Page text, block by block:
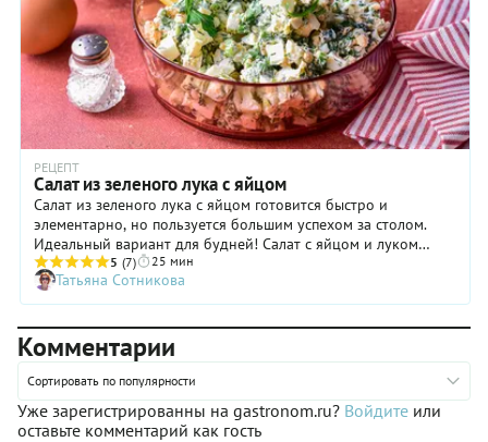
РЕЦЕПТ
Салат из зеленого лука с яйцом
Салат из зеленого лука с яйцом готовится быстро и
элементарно, но пользуется большим успехом за столом.
Идеальный вариант для будней! Салат с яйцом и луком
можно подать на обед, ужин или использовать в качестве
сытного перекуса. Добавлять в блюдо чеснок или нет —
решайте сами: это зависит от вкусовых предпочтений и
ситуации (идти на свидание после такого блюда вряд ли
стоит). Кстати, в подаче салата возможны варианты! Если,
например, яйца и зелень нарезать помельче, то его можно
разложить как топпинг на небольших ломтиках
подсушенного в тостере черного (бородинского) хлеба.
5 (7) 25 мин
Татьяна Сотникова
Комментарии
Сортировать по популярности
Уже зарегистрированны на gastronom.ru? Войдите или
оставьте комментарий как гость